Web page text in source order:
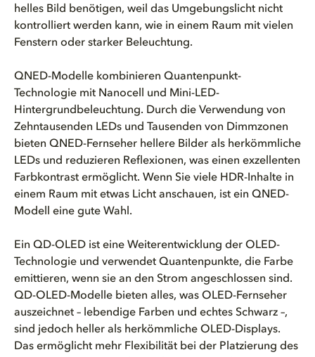
helles Bild benötigen, weil das Umgebungslicht nicht
kontrolliert werden kann, wie in einem Raum mit vielen
Fenstern oder starker Beleuchtung.
QNED-Modelle kombinieren Quantenpunkt-
Technologie mit Nanocell und Mini-LED-
Hintergrundbeleuchtung. Durch die Verwendung von
Zehntausenden LEDs und Tausenden von Dimmzonen
bieten QNED-Fernseher hellere Bilder als herkömmliche
LEDs und reduzieren Reflexionen, was einen exzellenten
Farbkontrast ermöglicht. Wenn Sie viele HDR-Inhalte in
einem Raum mit etwas Licht anschauen, ist ein QNED-
Modell eine gute Wahl.
Ein QD-OLED ist eine Weiterentwicklung der OLED-
Technologie und verwendet Quantenpunkte, die Farbe
emittieren, wenn sie an den Strom angeschlossen sind.
QD-OLED-Modelle bieten alles, was OLED-Fernseher
auszeichnet – lebendige Farben und echtes Schwarz –,
sind jedoch heller als herkömmliche OLED-Displays.
Das ermöglicht mehr Flexibilität bei der Platzierung des